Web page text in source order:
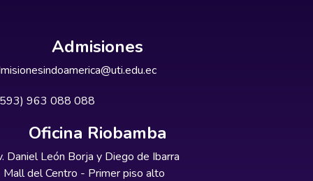
Admisiones
963 088 088
Oficina Riobamba
Daniel León Borja y Diego de Ibarra
Mall del Centro - Primer piso alto